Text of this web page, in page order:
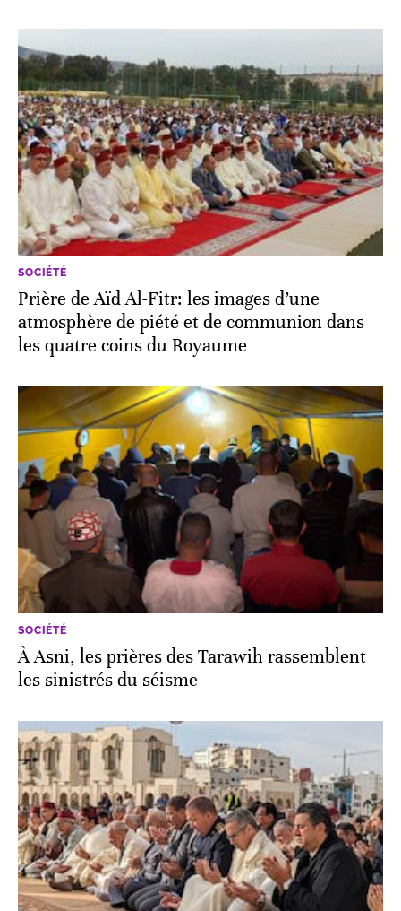
SOCIÉTÉ
Prière de Aïd Al-Fitr: les images d’une
atmosphère de piété et de communion dans
les quatre coins du Royaume
SOCIÉTÉ
À Asni, les prières des Tarawih rassemblent
les sinistrés du séisme